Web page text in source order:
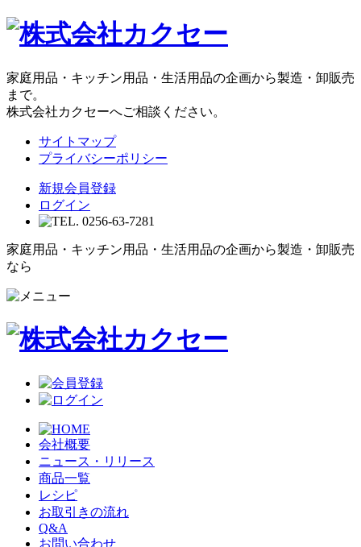
家庭用品・キッチン用品・生活用品の企画から製造・卸販売
まで。
株式会社カクセーへご相談ください。
サイトマップ
プライバシーポリシー
新規会員登録
ログイン
家庭用品・キッチン用品・生活用品の企画から製造・卸販売
なら
会社概要
ニュース・リリース
商品一覧
レシピ
お取引きの流れ
Q&A
お問い合わせ